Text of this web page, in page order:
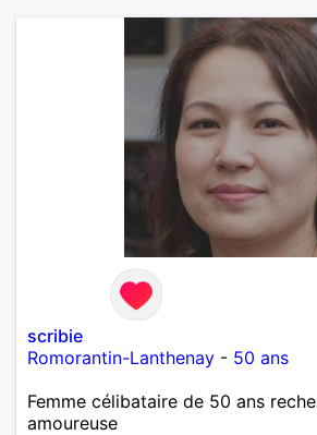
scribie
Romorantin-Lanthenay - 50 ans
Femme célibataire de 50 ans
amoureuse